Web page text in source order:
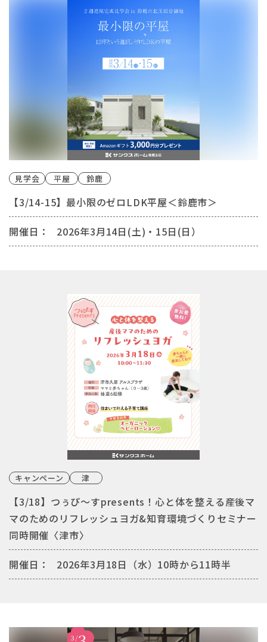
見学会 平屋 鈴鹿
【3/14-15】最小限のゼロLDK平屋＜鈴鹿市＞
開催日： 2026年3月14日(土)・15日(日）
キャンペーン 津
【3/18】つぅぴ～すpresents！心と体を整える産後マ
マのためのリフレッシュヨガ&知育環境づくりセミナー
同時開催〈津市〉
開催日： 2026年3月18日（水）10時から11時半